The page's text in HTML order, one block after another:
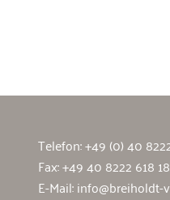
Telefon:+49 (0) 40
Fax: +49 40 8222 618 18
E-Mail:info@breiholdt-